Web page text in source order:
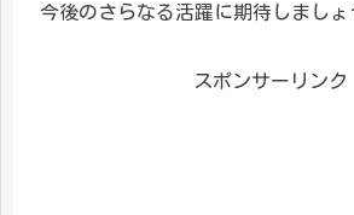
今後のさらなる活躍に期待しましょ
スポンサーリンク